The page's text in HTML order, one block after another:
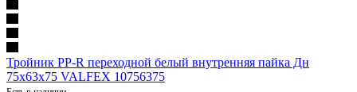
Тройник PP-R переходной белый внутренняя пайка Дн
75х63х75 VALFEX 10756375